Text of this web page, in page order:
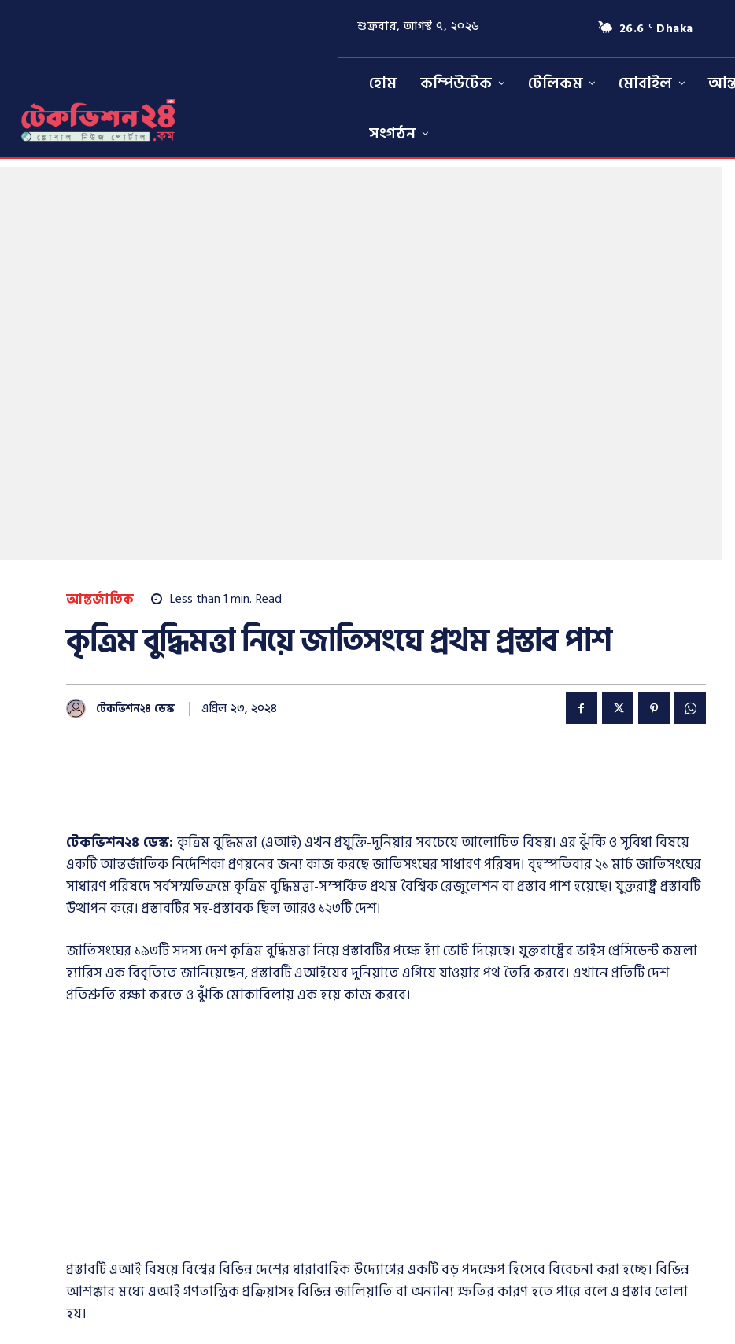
শুক্রবার, আগস্ট ৭, ২০২৬ 26.6 C Dhaka
হোম কম্পিউটেক টেলিকম মোবাইল
সংগঠন
আন্তর্জাতিক Less than 1min. Read
কৃত্রিম বুদ্ধিমত্তা নিয়ে জাতিসংঘে প্রথম প্রস্তাব পাশ
টেকভিশন২৪ ডেস্ক এপ্রিল ২৩, ২০২৪
টেকভিশন২৪ ডেস্ক: কৃত্রিম বুদ্ধিমত্তা (এআই) এখন প্রযুক্তি-দুনিয়ার সবচেয়ে আলোচিত বিষয়। এর ঝুঁকি ও সুবিধা বিষয়ে
একটি আন্তর্জাতিক নির্দেশিকা প্রণয়নের জন্য কাজ করছে জাতিসংঘের সাধারণ পরিষদ। বৃহস্পতিবার ২১ মার্চ জাতিসংঘের
সাধারণ পরিষদে সর্বসম্মতিক্রমে কৃত্রিম বুদ্ধিমত্তা-সম্পর্কিত প্রথম বৈশ্বিক রেজুলেশন বা প্রস্তাব পাশ হয়েছে। যুক্তরাষ্ট্র প্রস্তাবটি
উত্থাপন করে। প্রস্তাবটির সহ-প্রস্তাবক ছিল আরও ১২৩টি দেশ।
জাতিসংঘের ১৯৩টি সদস্য দেশ কৃত্রিম বুদ্ধিমত্তা নিয়ে প্রস্তাবটির পক্ষে হ্যাঁ ভোট দিয়েছে। যুক্তরাষ্ট্রের ভাইস প্রেসিডেন্ট কমলা
হ্যারিস এক বিবৃতিতে জানিয়েছেন, প্রস্তাবটি এআইয়ের দুনিয়াতে এগিয়ে যাওয়ার পথ তৈরি করবে। এখানে প্রতিটি দেশ
প্রতিশ্রুতি রক্ষা করতে ও ঝুঁকি মোকাবিলায় এক হয়ে কাজ করবে।
প্রস্তাবটি এআই বিষয়ে বিশ্বের বিভিন্ন দেশের ধারাবাহিক উদ্যোগের একটি বড় পদক্ষেপ হিসেবে বিবেচনা করা হচ্ছে। বিভিন্ন
আশঙ্কার মধ্যে এআই গণতান্ত্রিক প্রক্রিয়াসহ বিভিন্ন জালিয়াতি বা অন্যান্য ক্ষতির কারণ হতে পারে বলে এ প্রস্তাব তোলা
হয়।